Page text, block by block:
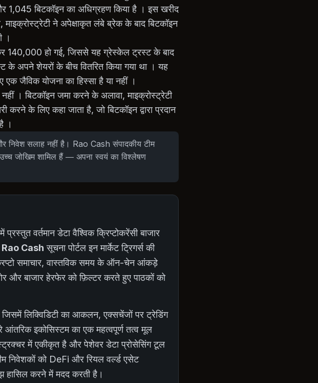
बिटकॉइन का अधिग्रहण किया है । इस खरीद
ने अपेक्षाकृत लंबे ब्रेक के बाद बिटकॉइन
।
140,000 हो गई, जिससे यह ग्रेस्केल ट्रस्ट के बाद
के अपने शेयरों के बीच वितरित किया गया था । यह
एक जैविक योजना का हिस्सा है या नहीं ।
। बिटकॉइन जमा करने के अलावा, माइक्रोस्ट्रेटी
के लिए कहा जाता है, जो बिटकॉइन द्वारा प्रदान
।
निवेश सलाह नहीं है। Rao Cash संपादकीय टीम
उच्च जोखिम शामिल हैं — अपना स्वयं का विश्लेषण
प्रस्तुत वर्तमान डेटा वैश्विक क्रिप्टोकरेंसी बाजार
Rao Cash सूचना पोर्टल इन मार्केट ट्रिगर्स की
समाचार, वास्तविक समय के ऑन-चेन आंकड़े
और बाजार हेरफेर को फ़िल्टर करते हुए पाठकों को
लिक्विडिटी का आकलन, एक्सचेंजों पर ट्रेडिंग
आंतरिक इकोसिस्टम का एक महत्वपूर्ण तत्व मूल
में एकीकृत है और पेशेवर डेटा प्रोसेसिंग टूल
निवेशकों को DeFi और रियल वर्ल्ड एसेट
हासिल करने में मदद करती है।